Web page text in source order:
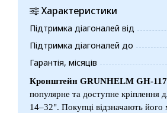
Характеристики
Підтримка діагоналей від
Підтримка діагоналей до
Гарантія, місяців
Кронштейн GRUNHELM GH-
популярне та доступне кріплення
14–32". Покупці відзначають його